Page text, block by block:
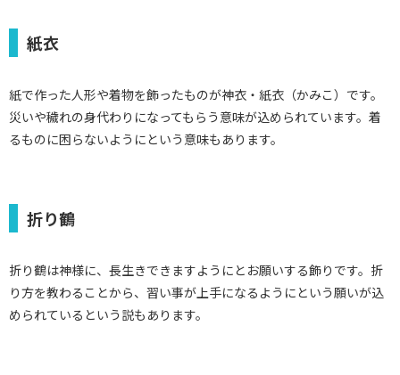
紙衣
紙で作った人形や着物を飾ったものが神衣・紙衣（かみこ）です。
災いや穢れの身代わりになってもらう意味が込められています。着
るものに困らないようにという意味もあります。
折り鶴
折り鶴は神様に、長生きできますようにとお願いする飾りです。折
り方を教わることから、習い事が上手になるようにという願いが込
められているという説もあります。